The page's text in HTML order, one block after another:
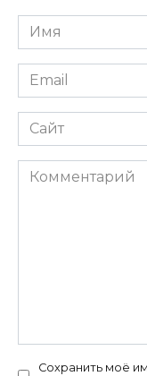
Имя
*
Email
*
Сайт
Комментарий
Сохранить моё